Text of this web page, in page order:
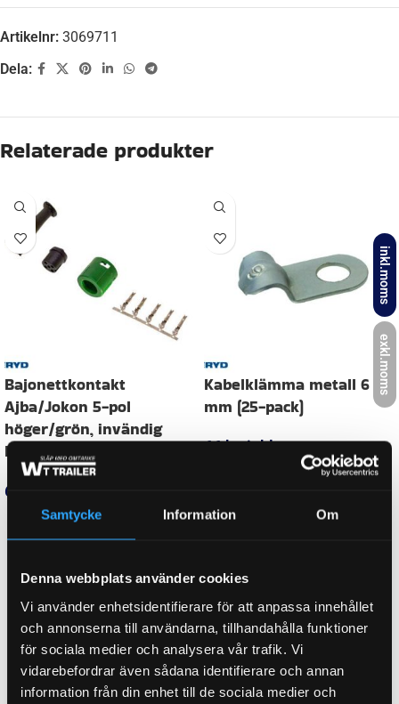
Samtycke Information Om
Denna webbplats använder cookies
Vi använder enhetsidentifierare för att anpassa innehållet
och annonserna till användarna, tillhandahålla funktioner
för sociala medier och analysera vår trafik. Vi
vidarebefordrar även sådana identifierare och annan
information från din enhet till de sociala medier och
inkl.moms
exkl.moms
Artikelnr: 3069711
Dela:
Beskrivning
VOLT 12V
Ja
SMARTKABEL LÄNGD 8100
ANSLUTNINGSTYP Bajonett 5-pol.
LÄNGD 11500,00 mm